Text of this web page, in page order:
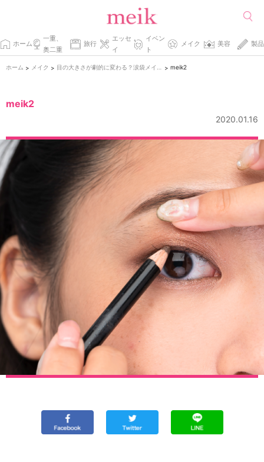
ホーム
一重、
奥二重
旅行
エッセ
イ
イベン
ト
メイク 美容 製品
ホーム > メイク > > meik2
meik2
2020.01.16